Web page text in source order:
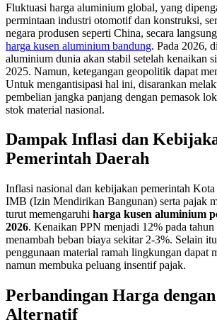
Fluktuasi harga aluminium global, yang
permintaan industri otomotif dan konstruksi,
negara produsen seperti China, secara
harga kusen aluminium bandung. Pada 2026,
aluminium dunia akan stabil setelah kenaikan
2025. Namun, ketegangan geopolitik dapat
Untuk mengantisipasi hal ini, disarankan
pembelian jangka panjang dengan pemasok
stok material nasional.
Dampak Inflasi dan
Pemerintah Daerah
Inflasi nasional dan kebijakan pemerintah
IMB (Izin Mendirikan Bangunan) serta pajak
turut memengaruhi harga kusen aluminium
2026. Kenaikan PPN menjadi 12% pada tahun
menambah beban biaya sekitar 2-3%. Selain
penggunaan material ramah lingkungan dapat
namun membuka peluang insentif pajak.
Perbandingan Harga
Alternatif